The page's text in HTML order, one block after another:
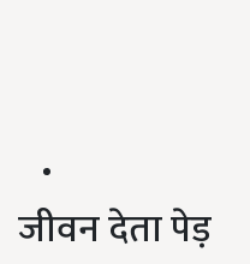
जीवन देता पेड़